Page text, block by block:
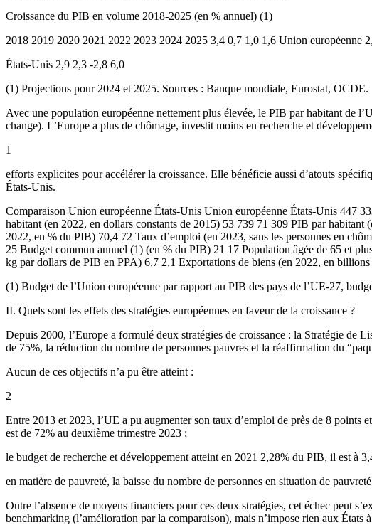
Croissance du PIB en volume 2018-2025 (en % annuel) (1)
2018 2019 2020 2021 2022 2023 2024 2025 3,4 0,7 1,0 1,6 Union européenne
États-Unis 2,9 2,3 -2,8 6,0
(1) Projections pour 2024 et 2025. Sources : Banque mondiale, Eurostat, OCDE.
Avec une population européenne nettement plus élevée, le PIB par habitant de
change). L’Europe a plus de chômage, investit moins en recherche et
1
efforts explicites pour accélérer la croissance. Elle bénéficie aussi d’atouts
États-Unis.
Comparaison Union européenne États-Unis Union européenne États-Unis 447
habitant (en 2022, en dollars constants de 2015) 53 739 71 309 PIB par
2022, en % du PIB) 70,4 72 Taux d’emploi (en 2023, sans les personnes en
25 Budget commun annuel (1) (en % du PIB) 21 17 Population âgée de 65 et
kg par dollars de PIB en PPA) 6,7 2,1 Exportations de biens (en 2022, en
(1) Budget de l’Union européenne par rapport au PIB des pays de l’UE-27,
II. Quels sont les effets des stratégies européennes en faveur de la croissance ?
Depuis 2000, l’Europe a formulé deux stratégies de croissance : la Stratégie de
de 75%, la réduction du nombre de personnes pauvres et la réaffirmation du
Aucun de ces objectifs n’a pu être atteint :
2
Entre 2013 et 2023, l’UE a pu augmenter son taux d’emploi de près de 8
est de 72% au deuxième trimestre 2023 ;
le budget de recherche et développement atteint en 2021 2,28% du PIB, il est à
en matière de pauvreté, la baisse du nombre de personnes en situation de
Outre l’absence de moyens financiers pour ces deux stratégies, cet échec peut
benchmarking (l’amélioration par la comparaison), mais n’impose rien aux